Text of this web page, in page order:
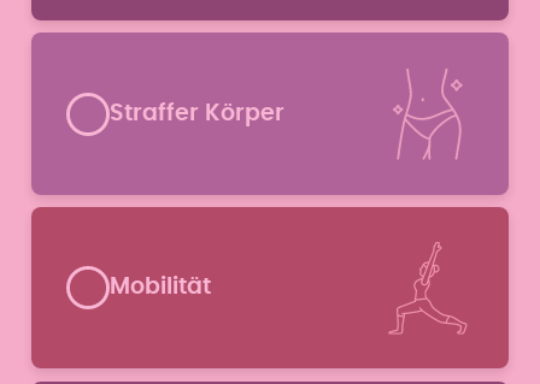
Straffer Körper
Mobilität